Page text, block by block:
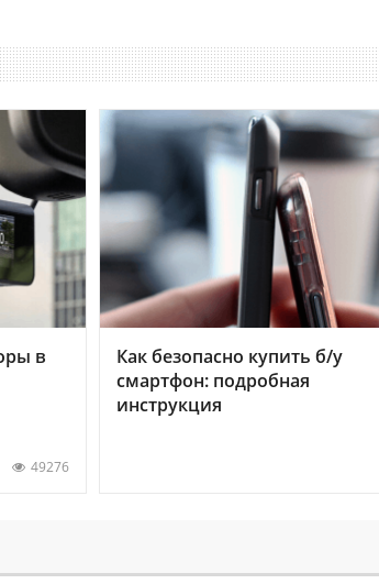
в
49276
Как безопасно купить б/у
смартфон: подробная
инструкция